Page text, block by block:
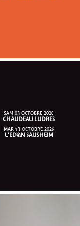
SAM 03 OCTOBRE 2026
CHAUDEAU LUDRES
MAR 13 OCTOBRE 2026
L'ED&N SAUSHEIM